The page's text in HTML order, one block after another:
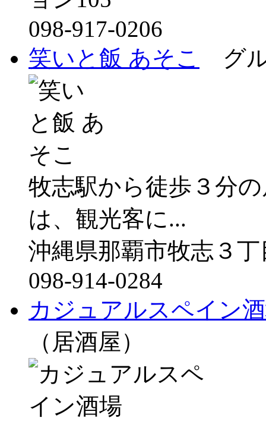
098-917-0206
笑いと飯 あそこ
グ
牧志駅から徒歩３分
は、観光客に...
沖縄県那覇市牧志３
098-914-0284
カジュアルスペイン
（居酒屋）